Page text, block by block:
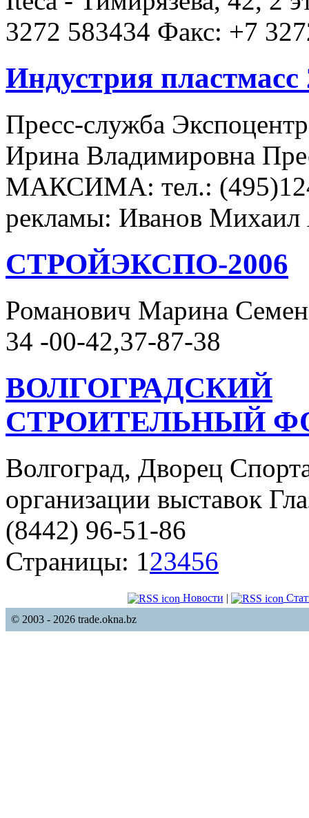
3272 583434 Факс: +7
Индустрия пластмасс
Пресс-служба
Ирина Владимировна
МАКСИМА: тел.: (495)124
рекламы: Иванов Михаил
СТРОЙЭКСПО-2006
Романович Марина
34 -00-42,37-87-38
ВОЛГОГРАДСКИЙ
СТРОИТЕЛЬНЫЙ
Волгоград, Дворец
организации выставок
(8442) 96-51-86
Страницы: 1 23456
Новости |
© 2003 - 2026 trade.okna.bz